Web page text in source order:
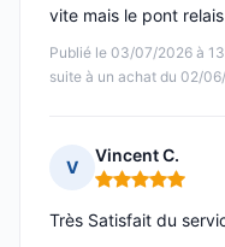
Publié le 03/07/2026 à
suite à un achat du 02/
vite mais le pont
V
Vincent C.
Note : 5 sur 5
Très Satisfait du